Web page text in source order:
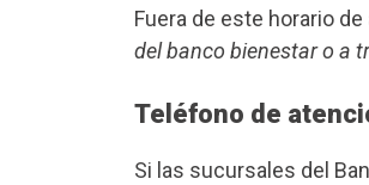
Fuera de este horario
del banco bienestar o a
Teléfono de
Si las sucursales del